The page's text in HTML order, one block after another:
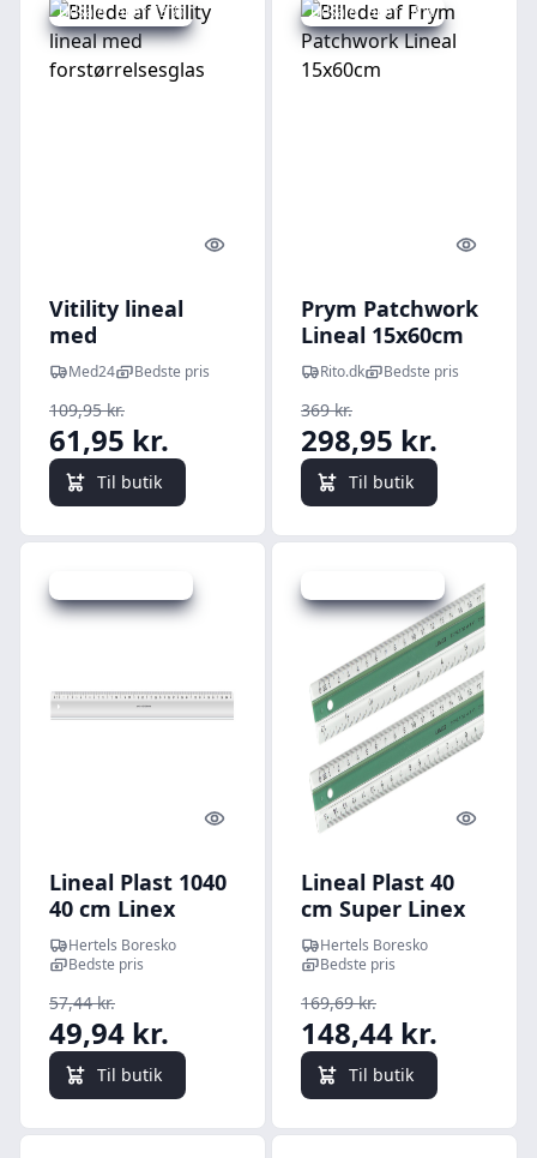
Udsalg - spar 43 %
Quick look
Vitility lineal
med
forstørrelsesglas
Med24 Bedste pris
109,95 kr.
61,95 kr.
Til butik
Udsalg - spar 18 %
Quick
Prym Patchwork
Lineal 15x60cm
Rito.dk Bedste pris
369 kr.
298,95 kr.
Til butik
Quick look
Lineal Plast 1040
40 cm Linex
Hertels Boresko
Bedste pris
57,44 kr.
49,94 kr.
Til butik
Quick
Lineal Plast 40
cm Super Linex
Hertels Boresko
Bedste pris
169,69 kr.
148,44 kr.
Til butik